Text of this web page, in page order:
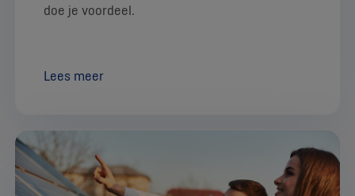
doe je voordeel.
Lees meer